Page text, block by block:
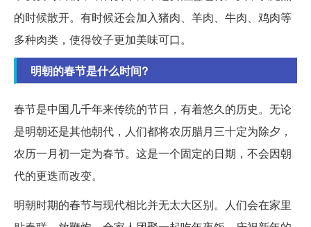
的时候散开。有时候还会加入猪肉、羊肉、牛肉、鸡肉等
多种肉类，使得饺子更加美味可口。
明朝的春节是什么时间?
春节是中国几千年来传统的节日，有着悠久的历史。无论
是明朝还是其他朝代，人们都将农历腊月三十定为除夕，
农历一月初一定为春节。这是一个固定的日期，不会因朝
代的更迭而改变。
明朝时期的春节与现代相比并无太大区别。人们会在家里